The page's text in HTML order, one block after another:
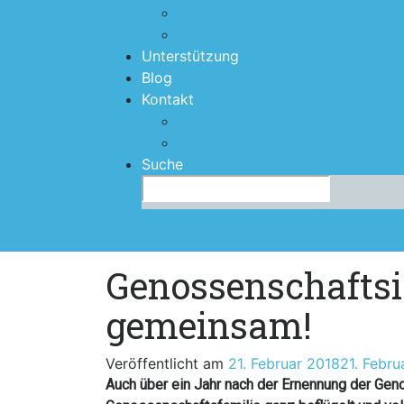
Unterstützung
Blog
Kontakt
Suche
for:
gemeinsam!
Veröffentlicht am 21. Februar 201821.
Auch über ein Jahr nach der Ernennung der